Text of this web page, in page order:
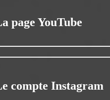
page YouTube
compte Instagram